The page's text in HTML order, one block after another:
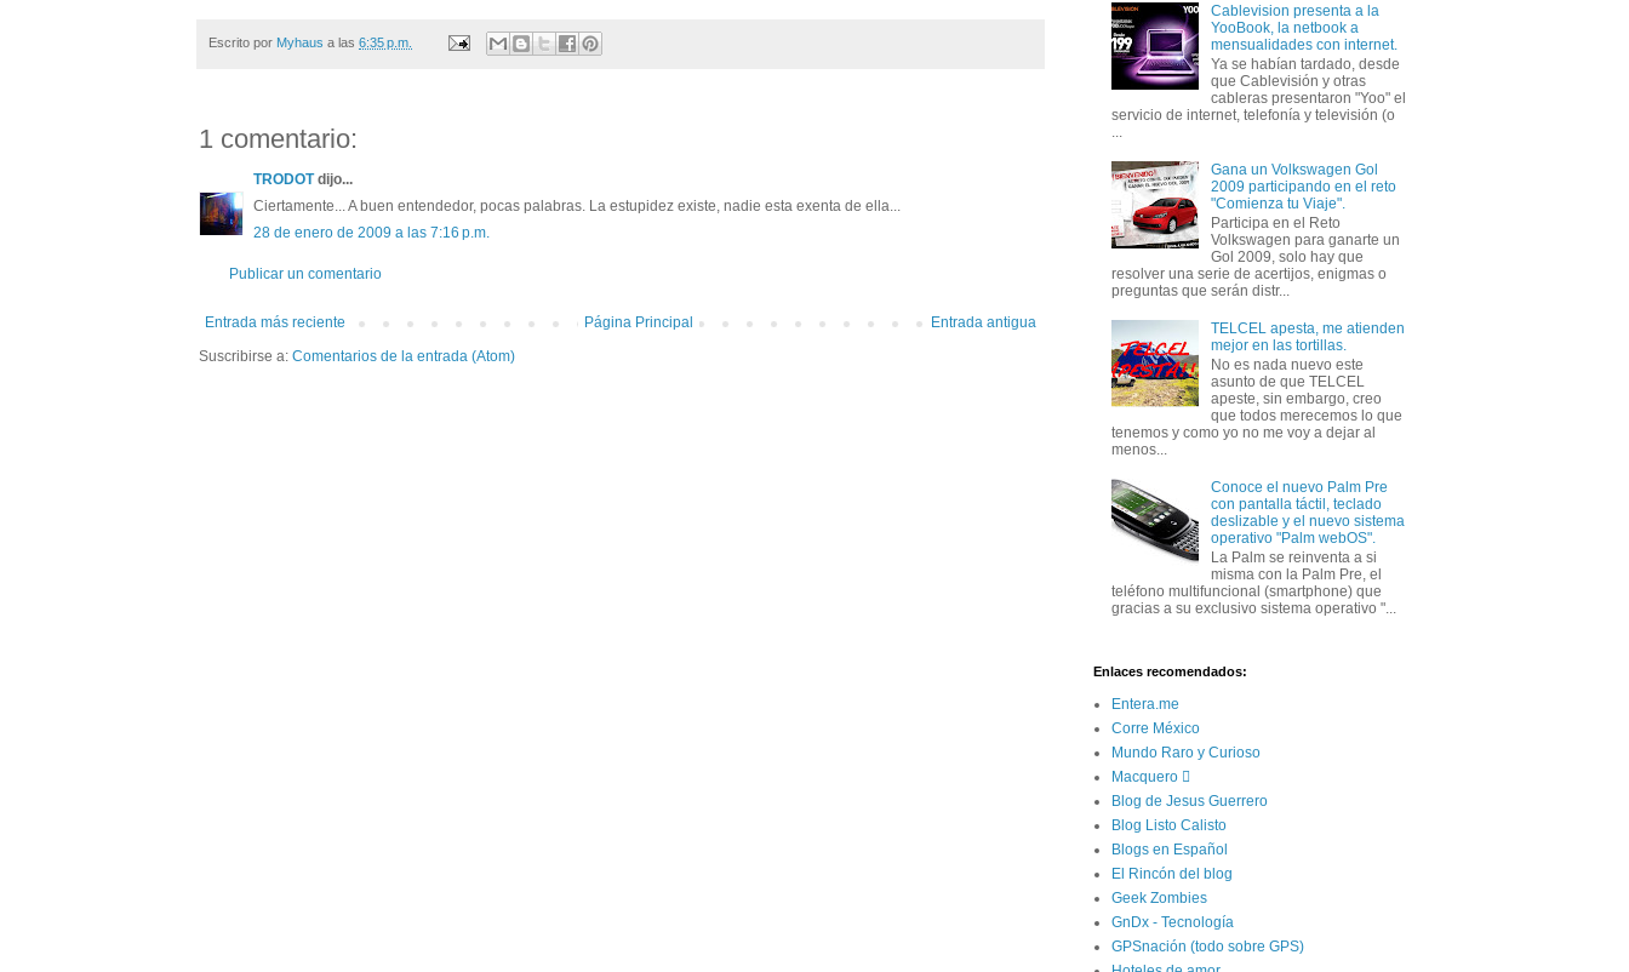
Escrito por Myhaus a las 6:35 p.m.
1 comentario:
TRODOTdijo...
Ciertamente... A buen entendedor, pocas palabras. La estupidez existe, nadie esta exenta de ella...
28 de enero de 2009 a las 7:16 p.m.
Publicar un comentario
Entrada más reciente Entrada antigua
Página Principal
Suscribirse a: Comentarios de la entrada (Atom)
Cablevision presenta a la
YooBook, la netbook a
mensualidades con internet.
Ya se habían tardado, desde
que Cablevisión y otras
cableras presentaron "Yoo" el
servicio de internet, telefonía y televisión (o
...
Gana un Volkswagen Gol
2009 participando en el reto
"Comienza tu Viaje".
Participa en el Reto
Volkswagen para ganarte un
Gol 2009, solo hay que
resolver una serie de acertijos, enigmas o
preguntas que serán distr...
TELCEL apesta, me atienden
mejor en las tortillas.
No es nada nuevo este
asunto de que TELCEL
apeste, sin embargo, creo
que todos merecemos lo que
tenemos y como yo no me voy a dejar al
menos...
Conoce el nuevo Palm Pre
con pantalla táctil, teclado
deslizable y el nuevo sistema
operativo "Palm webOS".
La Palm se reinventa a si
misma con la Palm Pre, el
teléfono multifuncional (smartphone) que
gracias a su exclusivo sistema operativo "...
Enlaces recomendados:
Entera.me
Corre México
Mundo Raro y Curioso
Macquero 
Blog de Jesus Guerrero
Blog Listo Calisto
Blogs en Español
El Rincón del blog
Geek Zombies
GnDx - Tecnología
GPSnación (todo sobre GPS)